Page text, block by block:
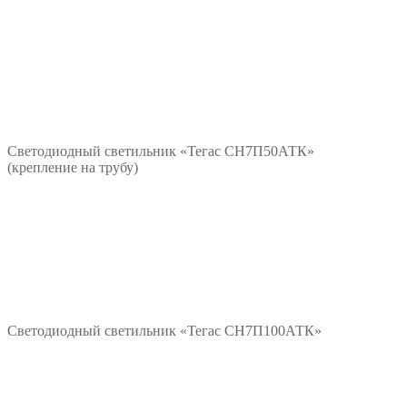
Светодиодный светильник «Тегас СН7П50АТК»
(крепление на трубу)
Светодиодный светильник «Тегас СН7П100АТК»